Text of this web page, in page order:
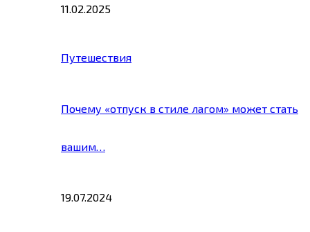
11.02.2025
Путешествия
Почему «отпуск в стиле лагом» может стать
вашим…
19.07.2024